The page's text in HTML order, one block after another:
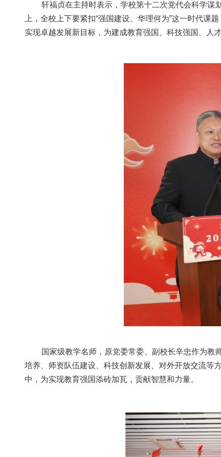
轩福贞在主持时表示，学校第十二次党代会科学谋
上，全校上下要紧扣“强国建设、华理何为”这一时代
实现卓越发展新目标，为建成教育强国、科技强国、人
国家级教学名师，原党委常委、副校长辛忠作为
培养、师资队伍建设、科技创新发展、对外开放交流等
中，为实现教育强国添砖加瓦，贡献智慧和力量。